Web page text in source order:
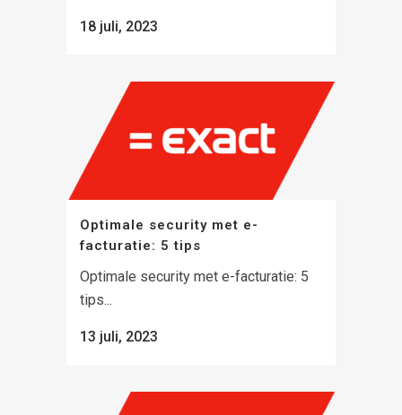
18 juli, 2023
Optimale security met e-
facturatie: 5 tips
Optimale security met e-facturatie: 5
tips...
13 juli, 2023